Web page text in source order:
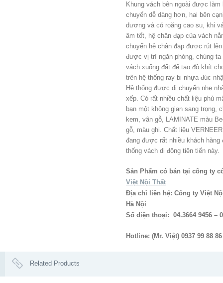
Khung vách bên ngoài được
chuyển dễ dàng hơn, hai bên
dương và có roăng cao su, khi
âm tốt, hệ chân đạp của vách
chuyển hệ chân đạp được rút
được vị trí ngăn phòng, chúng
vách xuống đất để tạo độ khít
trên hệ thống ray bi nhựa đúc
Hệ thống được di chuyển nhẹ
xếp. Có rất nhiều chất liệu phủ
bạn một không gian sang trọng,
kem, vân gỗ, LAMINATE màu
gỗ, màu ghi. Chất liệu
đang được rất nhiều khách
thống vách di động tiên tiến này.
Sản Phẩm có bán tại công ty
Việt Nội Thất
Địa chỉ liên hệ: Công ty Việt
Hà Nội
Số điện thoại: 04.3664 9456 –
Hotline: (Mr. Việt) 0937 99 88 86
Related Products